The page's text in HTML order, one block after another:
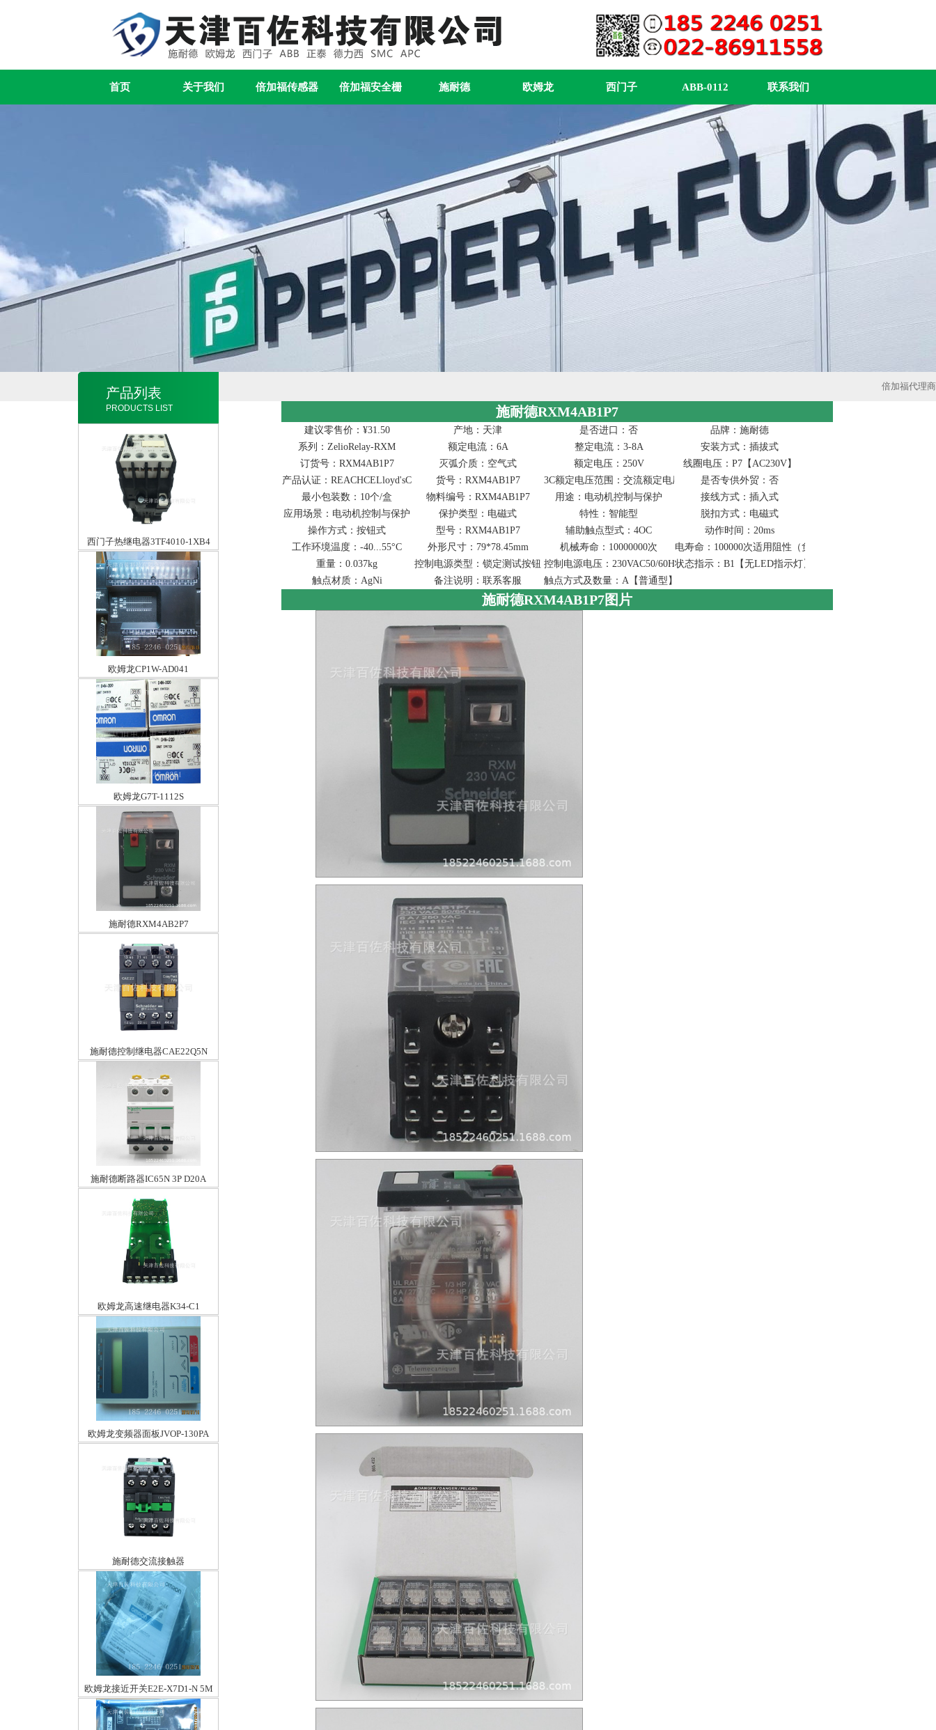
首页 关于我们 倍加福传感器 倍加福安全栅 施耐德 欧姆龙 西门子 ABB-0112 联系我们
产品列表
PRODUCTS LIST
西门子热继电器3TF4010-1XB4
欧姆龙CP1W-AD041
欧姆龙G7T-1112S
施耐德RXM4AB2P7
施耐德控制继电器CAE22Q5N
施耐德断路器IC65N 3P D20A
欧姆龙高速继电器K34-C1
欧姆龙变频器面板JVOP-130PA
施耐德交流接触器
LC1E3201CC5N25A36V
欧姆龙接近开关E2E-X7D1-N 5M
倍加福代理商
施耐德RXM4AB1P7
建议零售价：¥31.50 产地：天津 是否进口：否
品牌：施耐德
系列：ZelioRelay-RXM
额定电流：6A 整定电流：3-8A
安装方式：插拔式
订货号：RXM4AB1P7
灭弧介质：空气式 额定电压：250V
线圈电压：P7【AC230V】
产品认证：REACHCELloyd'sCSAULRoHSGOST
货号：RXM4AB1P7 3C额定电压范围：交流额定电压1500V及以下是否专供外贸：否
最小包装数：10个/盒
物料编号：RXM4AB1P7 用途：电动机控制与保护
接线方式：插入式
应用场景：电动机控制与保护
保护类型：电磁式 特性：智能型
脱扣方式：电磁式
操作方式：按钮式
型号：RXM4AB1P7 辅助触点型式：4OC
动作时间：20ms
工作环境温度：-40...55°C
外形尺寸：79*78.45mm 机械寿命：10000000次
电寿命：100000次适用阻性（负载）负载
重量：0.037kg
控制电源类型：锁定测试按钮 控制电源电压：230VAC50/60Hz状态指示：B1【无LED指示灯】
触点材质：AgNi
备注说明：联系客服 触点方式及数量：A【普通型】4
施耐德RXM4AB1P7图片